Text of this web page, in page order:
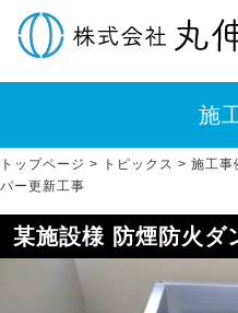
施
トップページ > トピックス > 施工事
パー更新工事
某施設様 防煙防火ダ